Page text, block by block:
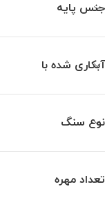
جنس پایه
آبکاری شده با
نوع سنگ
تعداد مهره